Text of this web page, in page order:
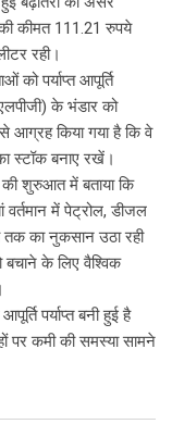
की कीमत 111.21 रुपये
रही।
पर्याप्त आपूर्ति
के भंडार को
आग्रह किया गया है कि वे
स्टॉक बनाए रखें।
शुरुआत में बताया कि
वर्तमान में पेट्रोल, डीजल
तक का नुकसान उठा रही
के लिए वैश्विक
पर्याप्त बनी हुई है
पर कमी की समस्या सामने